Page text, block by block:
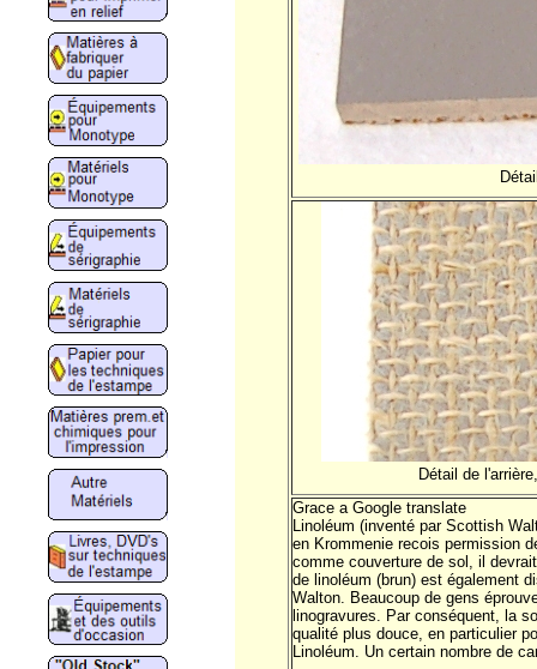
Détail de
Grace a Google translate
Linoléum (inventé par Scottish
en Krommenie recois permission
comme couverture de sol, il
de linoléum (brun) est également
Walton. Beaucoup de gens
linogravures. Par conséquent, la
qualité plus douce, en particulier
Linoléum. Un certain nombre de